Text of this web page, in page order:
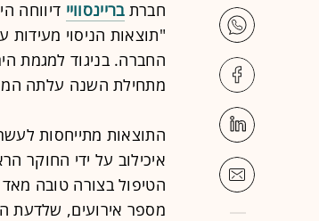
חברתבריינסוויי דיווחה
"תוצאות הניסוי מעידות
מתחילת השנה עלתה המניה
התוצאות מתייחסות
איכילוב על ידי החוקר
הטיפול בצורה טובה מאד
מספר אירועים, שלדעת